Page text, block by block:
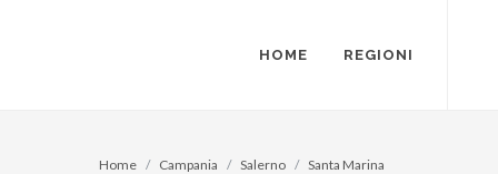
HOME REGIONI
Home Campania Salerno Santa Marina